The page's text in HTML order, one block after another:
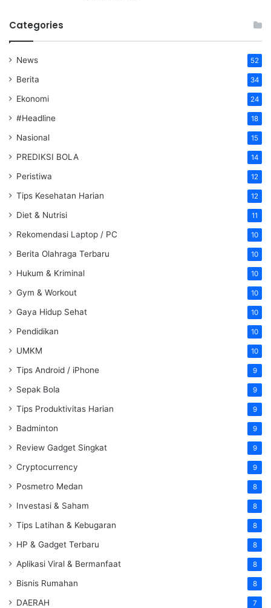
Categories
News 52
Berita 34
Ekonomi 24
#Headline 18
Nasional 15
PREDIKSI BOLA 14
Peristiwa 12
Tips Kesehatan Harian 12
Diet & Nutrisi 11
Rekomendasi Laptop / PC 10
Berita Olahraga Terbaru 10
Hukum & Kriminal 10
Gym & Workout 10
Gaya Hidup Sehat 10
Pendidikan 10
UMKM 10
Tips Android / iPhone 9
Sepak Bola 9
Tips Produktivitas Harian 9
Badminton 9
Review Gadget Singkat 9
Cryptocurrency 9
Posmetro Medan 8
Investasi & Saham 8
Tips Latihan & Kebugaran 8
HP & Gadget Terbaru 8
Aplikasi Viral & Bermanfaat 8
Bisnis Rumahan 8
DAERAH 7